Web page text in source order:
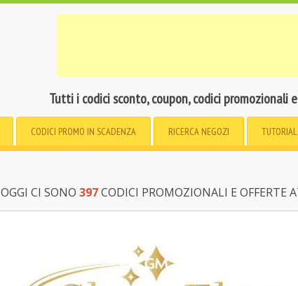
Tutti i codici sconto, coupon, codici promozionali
CODICI PROMO IN SCADENZA RICERCA NEGOZI TUTORIAL
OGGI CI SONO 397CODICI PROMOZIONALI E OFFERTE